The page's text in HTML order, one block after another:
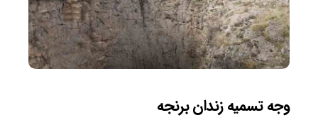
وجه تسمیه زندان برنجه